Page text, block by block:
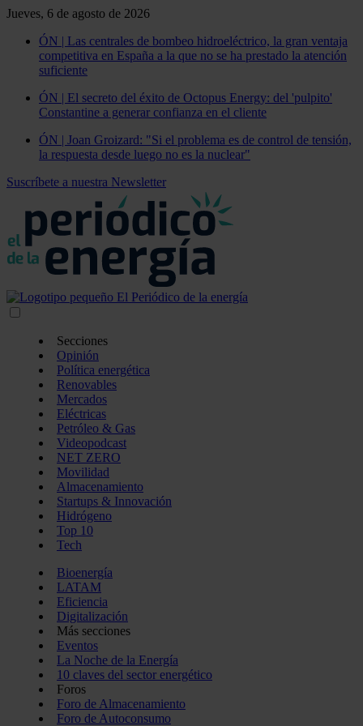
Jueves, 6 de agosto de 2026
ÓN | Las centrales de bombeo hidroeléctrico, la gran ventaja
competitiva en España a la que no se ha prestado la atención
suficiente
ÓN | El secreto del éxito de Octopus Energy: del 'pulpito'
Constantine a generar confianza en el cliente
ÓN | Joan Groizard: "Si el problema es de control de tensión,
la respuesta desde luego no es la nuclear"
Suscríbete a nuestra Newsletter
Secciones
Opinión
Política energética
Renovables
Mercados
Eléctricas
Petróleo & Gas
Videopodcast
NET ZERO
Movilidad
Almacenamiento
Startups & Innovación
Hidrógeno
Top 10
Tech
Bioenergía
LATAM
Eficiencia
Digitalización
Más secciones
Eventos
La Noche de la Energía
10 claves del sector energético
Foros
Foro de Almacenamiento
Foro de Autoconsumo